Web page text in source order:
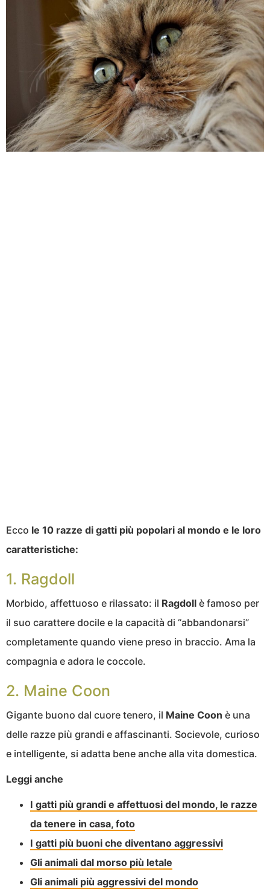
Ecco le 10 razze di gatti più popolari al mondo e le loro
caratteristiche:
1. Ragdoll
Morbido, affettuoso e rilassato: il Ragdoll è famoso per
il suo carattere docile e la capacità di “abbandonarsi”
completamente quando viene preso in braccio. Ama la
compagnia e adora le coccole.
2. Maine Coon
Gigante buono dal cuore tenero, il Maine Coon è una
delle razze più grandi e affascinanti. Socievole, curioso
e intelligente, si adatta bene anche alla vita domestica.
Leggi anche
I gatti più grandi e affettuosi del mondo, le razze
da tenere in casa, foto
I gatti più buoni che diventano aggressivi
Gli animali dal morso più letale
Gli animali più aggressivi del mondo